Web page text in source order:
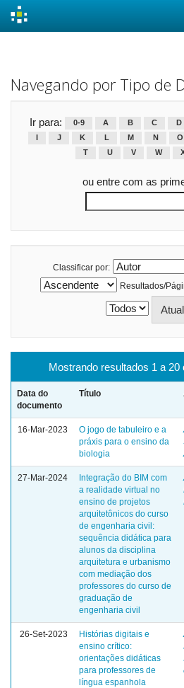
Navegando por Tipo de
Ir para: 0-9 A B C D
J K L M N O
T
U V W
ou entre com as
Classificar por:
Resultados/
Mostrando resultados 1 a 20
Data do
documento
Título
16-Mar-2023
O jogo de tabuleiro e a
práxis para o ensino da
biologia
27-Mar-2024
Integração do BIM com
a realidade virtual no
ensino de projetos
arquitetônicos do curso
de engenharia civil:
sequência didática para
alunos da disciplina
arquitetura e urbanismo
com mediação dos
professores do curso de
graduação de
engenharia civil
26-Set-2023
Histórias digitais e
ensino crítico:
orientações didáticas
para professores de
língua espanhola